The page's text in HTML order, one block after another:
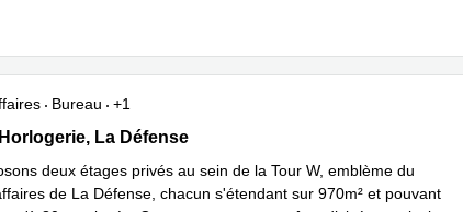
Bureau
+1
La Défense
La Défense
deux étages privés au sein de la Tour W, emblème du
de La Défense, chacun s'étendant sur 970m² et pouvant